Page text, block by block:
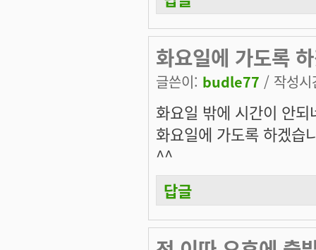
화요일에 가도록
글쓴이: budle77 / 작성
화요일 밖에 시간이 안되
화요일에 가도록 하겠습
^^
답글